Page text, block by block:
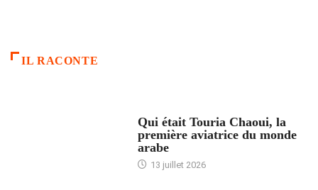
IL RACONTE
Qui était Touria Chaoui, la
première aviatrice du monde
arabe
13 juillet 2026